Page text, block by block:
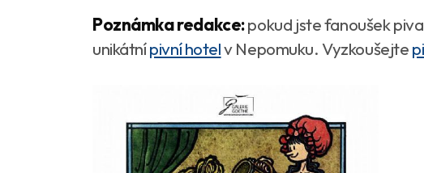
Poznámka redakce:pokud jste fanoušek
unikátnípivní hotelv Nepomuku. Vyzkoušejte